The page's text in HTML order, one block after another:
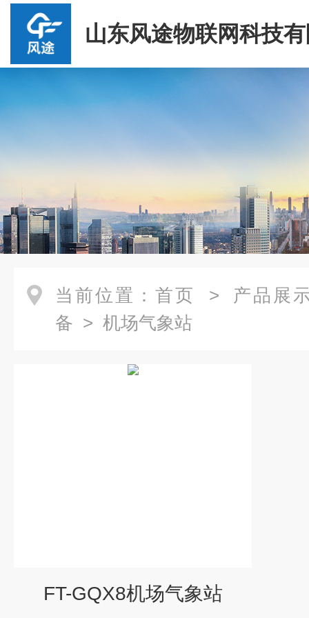
山东风途物联网科技
当前位置： 首页 > 产品展
备 > 机场气象站
FT-GQX8机场气象站